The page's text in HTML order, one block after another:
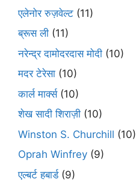
एलेनोर रुज़वेल्ट (11)
ब्रूस ली (11)
नरेन्द्र दामोदरदास मोदी (10)
मदर टेरेसा (10)
कार्ल मार्क्स(10)
शेख सादी शिराज़ी (10)
Winston S. Churchill (10)
Oprah Winfrey (9)
एल्बर्ट हबार्ड(9)